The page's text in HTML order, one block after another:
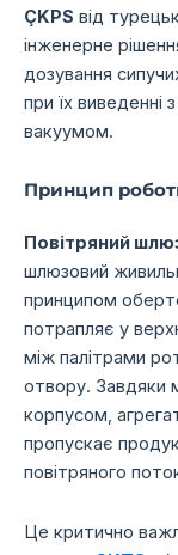
ÇKPS від
інженерне
дозування
при їх виведенні
вакуумом.
Принцип
Повітряний
шлюзовий
принципом
потрапляє у
між палітрами
отвору. Завдяки
корпусом,
пропускає
повітряного
Це критично